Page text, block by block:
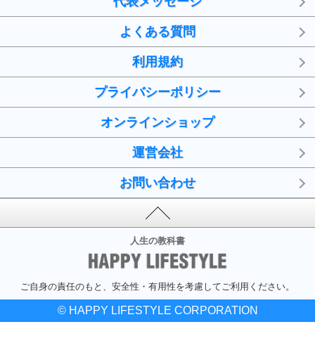
よくある質問
利用規約
プライバシーポリシー
オンラインショップ
運営会社
お問い合わせ
人生の教科書
ご自身の責任のもと、安全性・有用性を考慮してご利用ください。
© HAPPY LIFESTYLE CORPORATION